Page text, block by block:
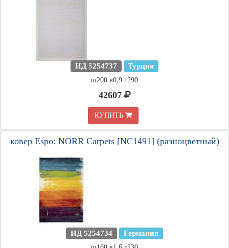
ИД 5254737 Турция
ш200 в0,9 г290
42607
КУПИТЬ
ковер Espo: NORR Carpets [NC1491] (разноцветный)
ИД 5254734 Германия